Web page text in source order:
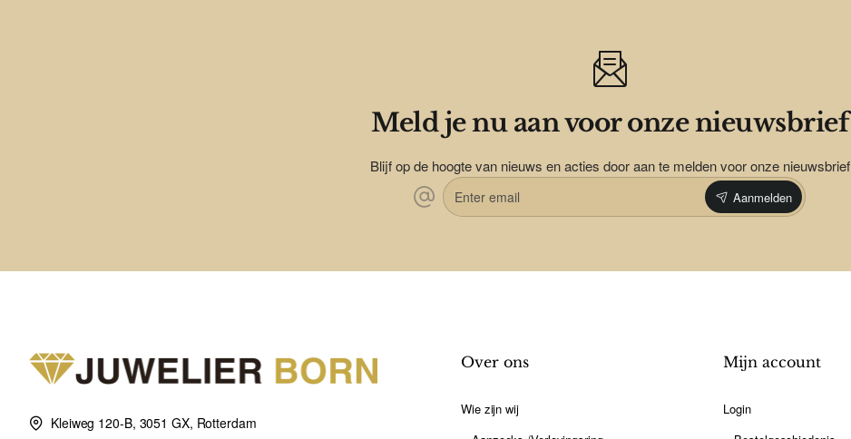
Meld je nu aan voor onze nieuwsbrief
Blijf op de hoogte van nieuws en acties door aan te melden voor onze nieuwsbrief
Enter
email
Aanmelden
Kleiweg 120-B, 3051 GX, Rotterdam
Over ons
Wie zijn wij
Mijn account
Login